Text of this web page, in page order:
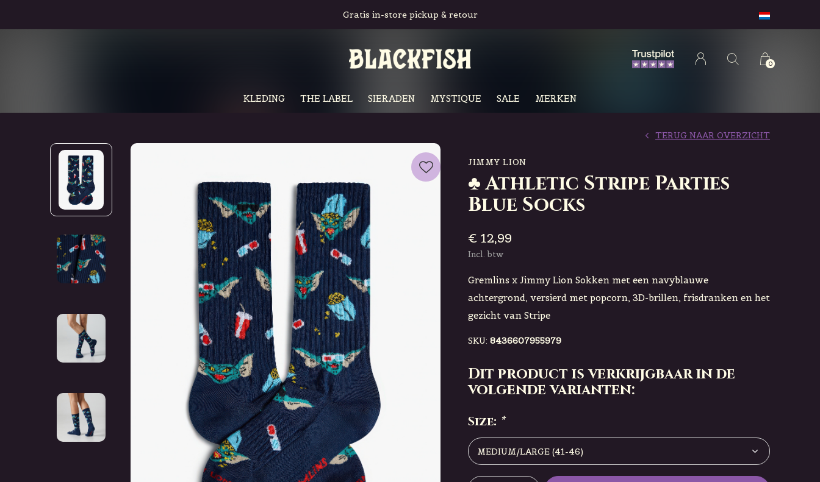
KLEDING THE LABEL SIERADEN MYSTIQUE SALE MERKEN
0
Gratis in-store pickup & retour
JIMMY LION
♣ Athletic Stripe Parties
Blue Socks
TERUG NAAR OVERZICHT
€ 12,99
Incl. btw
Gremlins x Jimmy Lion Sokken met een navyblauwe
achtergrond, versierd met popcorn, 3D-brillen, frisdranken en het
gezicht van Stripe
SKU: 8436607955979
Dit product is verkrijgbaar in de
volgende varianten:
Size: *